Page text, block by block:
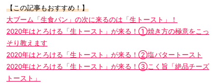
【この記事もおすすめ！】
大ブーム「生食パン」の次に来るのは「生トースト」！
2020年はとろける「生トースト」が来る！①焼き方の極意をこっ
そり教えます
2020年はとろける「生トースト」が来る！②塩バタートースト
2020年はとろける「生トースト」が来る！③こく旨「絶品チーズ
トースト」